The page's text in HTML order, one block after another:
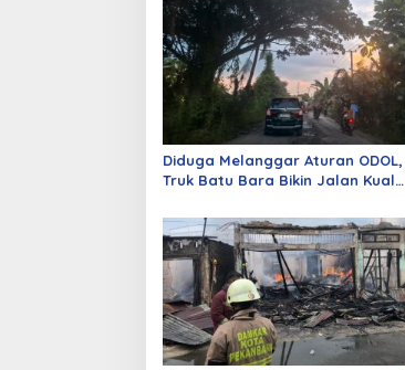
Diduga Melanggar Aturan ODOL,
Truk Batu Bara Bikin Jalan Kuala